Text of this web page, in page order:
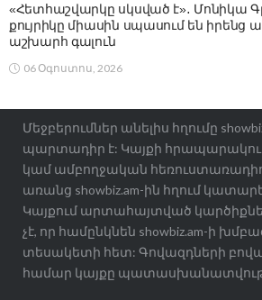
«Հետհաշվարկը սկսված է»․ Մոնիկա
քույրիկը միասին սպասում են իրենց
աշխարհ գալուն
06 Օգոստոս, 2026
Մեջբերումներ անելիս հղումը
պարտադիր է: Կայքի
կամ ամբողջական
առանց showbiz.am-ին հղում
Կայքում արտահայտված
չէ, որ համընկնեն showbiz.am-ի
տեսակետի հետ: Գովազդների
համար կայքը